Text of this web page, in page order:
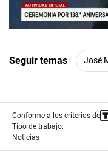
00:00/04:05
Seguir temas José
Conforme a los criterios de
Tipo de trabajo:
Noticias